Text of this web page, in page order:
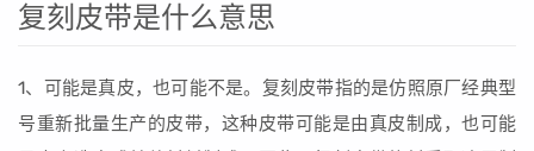
复刻皮带是什么意思
1、可能是真皮，也可能不是。复刻皮带指的是仿照原厂经典型
号重新批量生产的皮带，这种皮带可能是由真皮制成，也可能